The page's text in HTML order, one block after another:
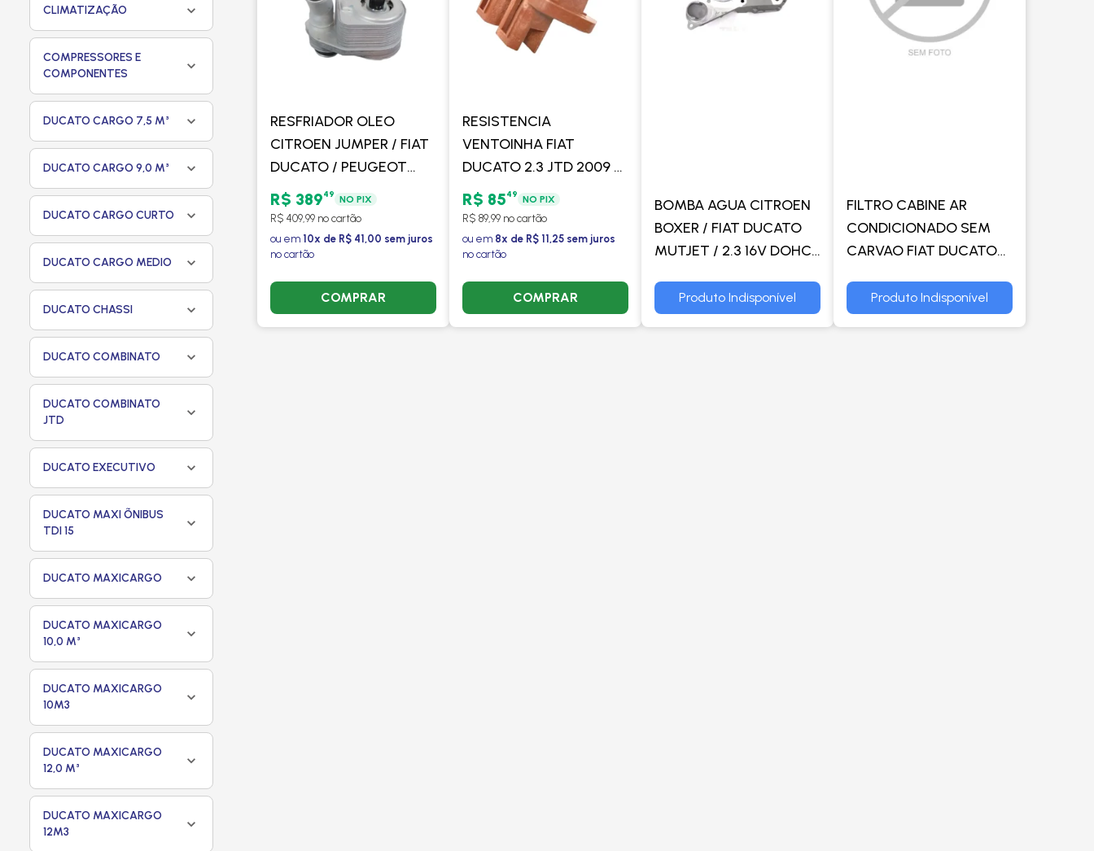
CLIMATIZAÇÃO
COMPRESSORES E
COMPONENTES
DUCATO CARGO 7,5 M³
DUCATO CARGO 9,0 M³
DUCATO CARGO CURTO
DUCATO CARGO MEDIO
DUCATO CHASSI
DUCATO COMBINATO
DUCATO COMBINATO
JTD
DUCATO EXECUTIVO
DUCATO MAXI ÕNIBUS
TDI 15
DUCATO MAXICARGO
DUCATO MAXICARGO
10,0 M³
DUCATO MAXICARGO
10M3
DUCATO MAXICARGO
12,0 M³
DUCATO MAXICARGO
12M3
RESFRIADOR OLEO
CITROEN JUMPER / FIAT
DUCATO / PEUGEOT
BOXER 2.3 16V MULTIJET
EURO 5 2013 > COM
PINO - PROCOOLER
R$ 38949 NO PIX
R$ 409,99 no cartão
ou em 10x de R$ 41,00 sem juros
no cartão
COMPRAR
RESISTENCIA
VENTOINHA FIAT
DUCATO 2.3 JTD 2009 >
- GATE
R$ 8549 NO PIX
R$ 89,99 no cartão
ou em 8x de R$ 11,25 sem juros
no cartão
COMPRAR
BOMBA AGUA CITROEN
BOXER / FIAT DUCATO
MUTJET / 2.3 16V DOHC
Produto Indisponível
FILTRO CABINE AR
CONDICIONADO SEM
CARVAO FIAT DUCATO
CABINE SEM CARVAO
FIAT DUCATO 1998 A
Produto Indisponível